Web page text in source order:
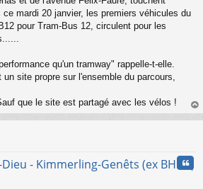
mardi 20 janvier, les premiers véhicules du
pour Tram-Bus 12, circulent pour les
qu'un tramway" rappelle-t-elle.
site propre sur l'ensemble du parcours,
que le site est partagé avec les vélos !
au
- Kimmerling-Genêts (ex BHNS)